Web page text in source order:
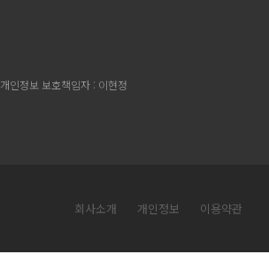
개인정보 보호책임자 : 이현정
회사소개 개인정보 이용약관